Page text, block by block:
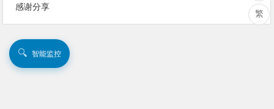
感谢分享
繁
🔍 智能监控